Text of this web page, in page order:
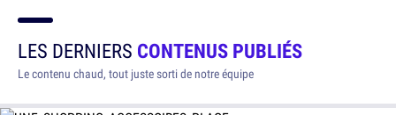
LES DERNIERS CONTENUS PUBLIÉS
Le contenu chaud, tout juste sorti de notre équipe